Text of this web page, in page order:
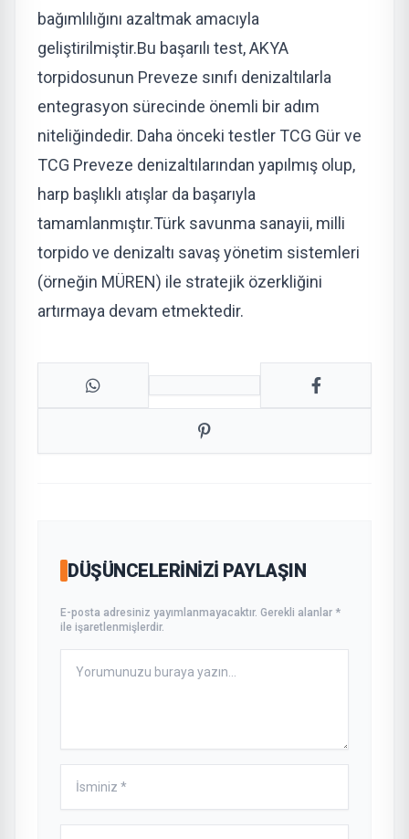
bağımlılığını azaltmak amacıyla
geliştirilmiştir.Bu başarılı test, AKYA
torpidosunun Preveze sınıfı denizaltılarla
entegrasyon sürecinde önemli bir adım
niteliğindedir. Daha önceki testler TCG Gür ve
TCG Preveze denizaltılarından yapılmış olup,
harp başlıklı atışlar da başarıyla
tamamlanmıştır.Türk savunma sanayii, milli
torpido ve denizaltı savaş yönetim sistemleri
(örneğin MÜREN) ile stratejik özerkliğini
artırmaya devam etmektedir.
DÜŞÜNCELERINIZI PAYLAŞIN
E-posta adresiniz yayımlanmayacaktır. Gerekli alanlar *
ile işaretlenmişlerdir.